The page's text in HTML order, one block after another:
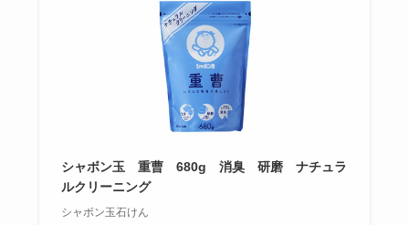
シャボン玉 重曹 680g 消臭 研磨 ナチュラ
ルクリーニング
シャボン玉石けん